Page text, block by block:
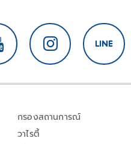
กรองสถานการณ์
วาไรตี้